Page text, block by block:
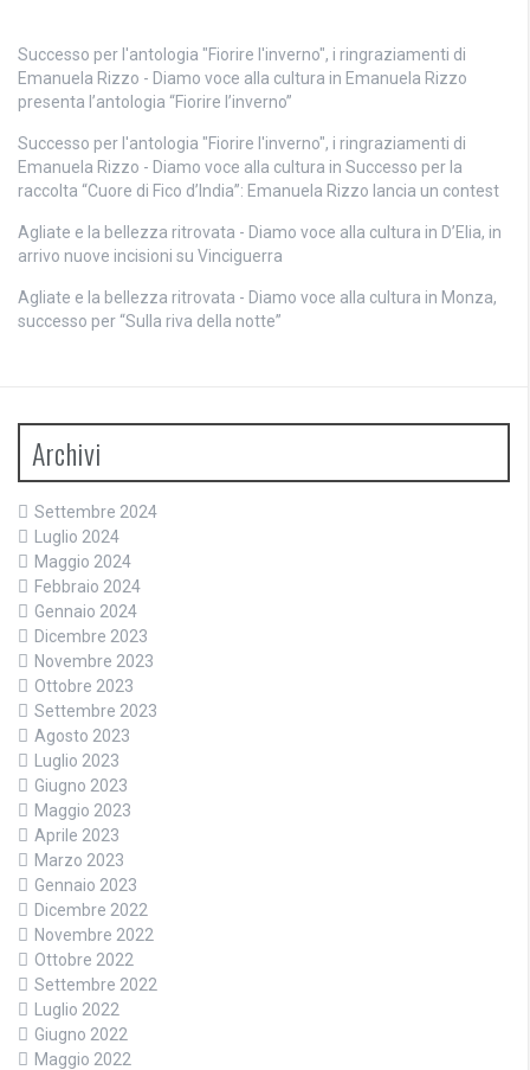
Successo per l'antologia "Fiorire l'inverno", i ringraziamenti di
Emanuela Rizzo - Diamo voce alla cultura in Emanuela Rizzo
presenta l’antologia “Fiorire l’inverno”
Successo per l'antologia "Fiorire l'inverno", i ringraziamenti di
Emanuela Rizzo - Diamo voce alla cultura in Successo per la
raccolta “Cuore di Fico d’India”: Emanuela Rizzo lancia un contest
Agliate e la bellezza ritrovata - Diamo voce alla cultura in D’Elia, in
arrivo nuove incisioni su Vinciguerra
Agliate e la bellezza ritrovata - Diamo voce alla cultura in Monza,
successo per “Sulla riva della notte”
Archivi
Settembre 2024
Luglio 2024
Maggio 2024
Febbraio 2024
Gennaio 2024
Dicembre 2023
Novembre 2023
Ottobre 2023
Settembre 2023
Agosto 2023
Luglio 2023
Giugno 2023
Maggio 2023
Aprile 2023
Marzo 2023
Gennaio 2023
Dicembre 2022
Novembre 2022
Ottobre 2022
Settembre 2022
Luglio 2022
Giugno 2022
Maggio 2022